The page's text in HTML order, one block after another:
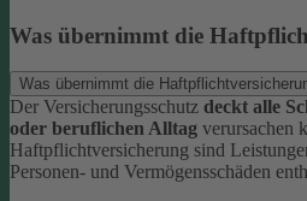
Was übernimmt die
Was übernimmt die
Der Versicherungsschutz deckt alle
oder beruflichen Alltag verursachen
Haftpflichtversicherung sind
Personen- und Vermögensschäden